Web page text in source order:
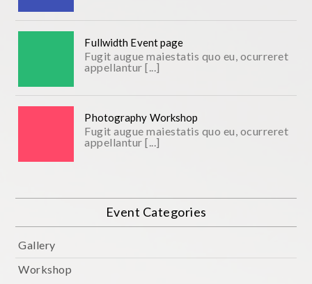
Fullwidth Event page
Fugit augue maiestatis quo eu, ocurreret
appellantur [...]
Photography Workshop
Fugit augue maiestatis quo eu, ocurreret
appellantur [...]
Event Categories
Gallery
Workshop